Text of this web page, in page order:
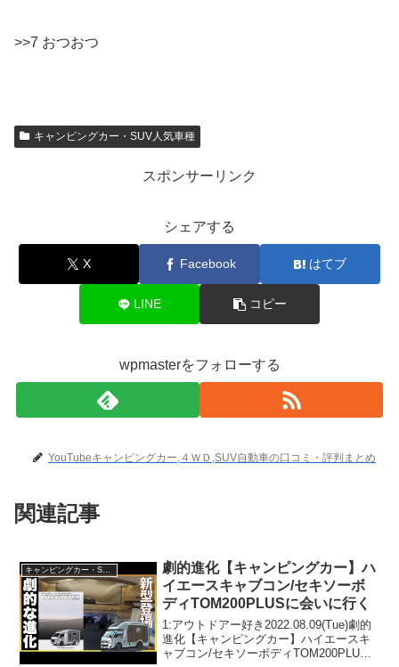
>>7 おつおつ
キャンピングカー・SUV人気車種
スポンサーリンク
シェアする
X Facebook はてブ
LINE コピー
wpmasterをフォローする
YouTubeキャンピングカー,４ＷＤ,SUV自動車の口コミ・評判まとめ
関連記事
キャンピングカー・SUV人気車種
劇的進化【キャンピングカー】ハ
イエースキャブコン/セキソーボ
ディTOM200PLUSに会いに行く
1:アウトドアー好き2022.08.09(Tue)劇的
進化【キャンピングカー】ハイエースキ
ャブコン/セキソーボディTOM200PLUS